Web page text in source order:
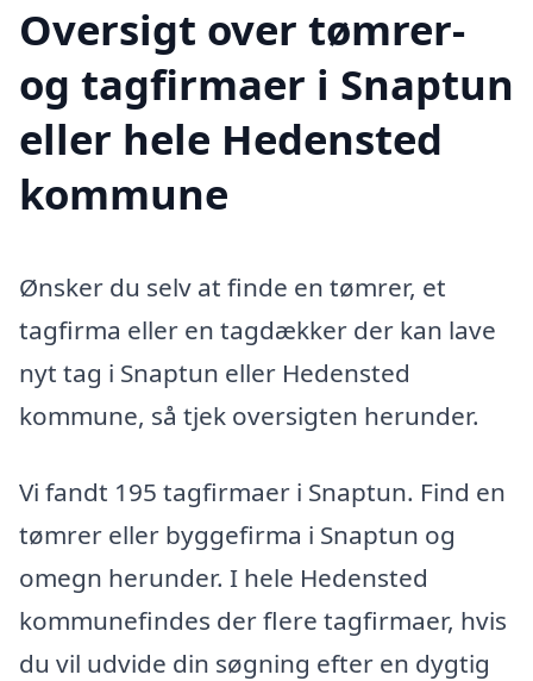
Oversigt over tømrer-
og tagfirmaer i Snaptun
eller hele Hedensted
kommune
Ønsker du selv at finde en tømrer, et
tagfirma eller en tagdækker der kan lave
nyt tag i Snaptun eller Hedensted
kommune, så tjek oversigten herunder.
Vi fandt 195 tagfirmaer i Snaptun. Find en
tømrer eller byggefirma i Snaptun og
omegn herunder. I hele Hedensted
kommunefindes der flere tagfirmaer, hvis
du vil udvide din søgning efter en dygtig